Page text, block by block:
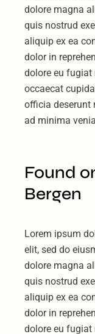
dolore magna
quis nostrud
aliquip ex ea
dolor in
dolore eu fugiat
occaecat
officia deserunt
ad minima
Found
Bergen
Lorem ipsum
elit, sed do
dolore magna
quis nostrud
aliquip ex ea
dolor in
dolore eu fugiat